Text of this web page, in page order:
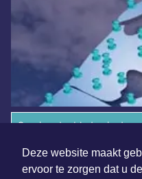
Deze website maakt
ervoor te zorgen dat u
Overige dagbladen in de
Algemene voorwaarden